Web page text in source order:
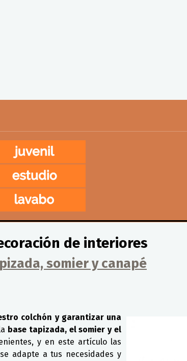
de interiores
somier y canapé
colchón y garantizar una
base tapizada, el somier y el
y en este artículo las
adapte a tus necesidades y